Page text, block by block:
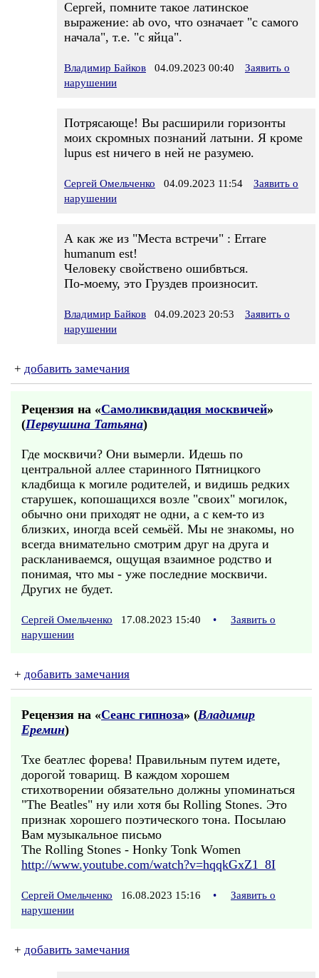
Сергей, помните такое латинское
выражение: ab ovo, что означает "с самого
начала", т.е. "с яйца".
Владимир Байков 04.09.2023 00:40
Заявить о
нарушении
Потрясающе! Вы расширили горизонты
моих скромных познаний латыни. Я кроме
lupus est ничего в ней не разумею.
Сергей Омельченко 04.09.2023 11:54
Заявить о
нарушении
А как же из "Места встречи" : Errare
humanum est!
Человеку свойствено ошибвться.
По-моему, это Груздев произносит.
Владимир Байков 04.09.2023 20:53
Заявить о
нарушении
+ добавить замечания
Рецензия на «Самоликвидация москвичей»
(Первушина Татьяна)
Где москвичи? Они вымерли. Идешь по
центральной аллее старинного Пятницкого
кладбища к могиле родителей, и видишь редких
старушек, копошащихся возле "своих" могилок,
обычно они приходят не одни, а с кем-то из
близких, иногда всей семьёй. Мы не знакомы, но
всегда внимательно смотрим друг на друга и
раскланиваемся, ощущая взаимное родство и
понимая, что мы - уже последние москвичи.
Других не будет.
Сергей Омельченко 17.08.2023 15:40 •
Заявить о
нарушении
+ добавить замечания
Рецензия на «Сеанс гипноза» (Владимир
Еремин)
Тхе беатлес форева! Правильным путем идете,
дорогой товарищ. В каждом хорошем
стихотворении обязательно должны упоминаться
"The Beatles" ну или хотя бы Rolling Stones. Это
признак хорошего поэтического тона. Посылаю
Вам музыкальное письмо
The Rolling Stones - Honky Tonk Women
http://www.youtube.com/watch?v=hqqkGxZ1_8I
Сергей Омельченко 16.08.2023 15:16 •
Заявить о
нарушении
+ добавить замечания